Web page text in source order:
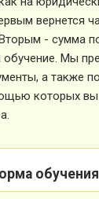
вернется
- сумма
обучение. Мы
а также
которых вы
обучения